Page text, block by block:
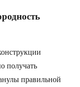
получать
правильной